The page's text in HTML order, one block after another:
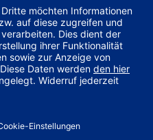
HSVH FANSHOP NEWSLETTER
AKTION MEHR.